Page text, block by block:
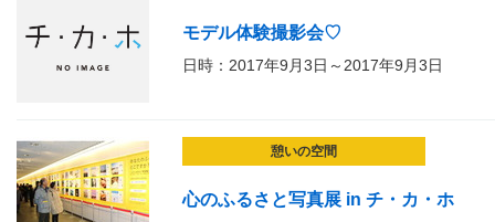
モデル体験撮影会♡
日時：2017年9月3日～2017年9月3日
憩いの空間
心のふるさと写真展 in チ・カ・ホ